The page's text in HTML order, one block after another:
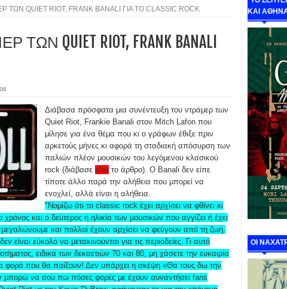
QUIET RIOT, FRANK BANALI ΓΙΑ ΤΟ CLASSIC ROCK
QUIET RIOT, FRANK BANALI
Διάβασα πρόσφατα μια συνέντευξη του ντράμερ των
Quiet Riot, Frankie Banali στον Mitch Lafon που
μίλησε για ένα θέμα που κι ο γράφων έθιξε πριν
αρκετούς μήνες κι αφορά τη σταδιακή απόσυρση των
παλιών πλέον μουσικών του λεγόμενου κλασικού
rock (διάβασε εδώ το άρθρο). O Banali δεν είπε
τίποτε άλλο παρά την αλήθεια που μπορεί να
ενοχλεί, αλλά είναι η αλήθεια.
"Νομίζω ότι το classic rock έχει αρχίσει να φθίνει κι
και ο δεύτερος η ηλικία των μουσικών που αγγίζει ή έχει
μεγαλώνουμε και πολλοί έχουν αρχίσει να φεύγουν από τη ζωή.
είναι εύκολο να μετακινούνται για τις περιοδείες. Γι αυτό
ειδικά των δεκαετιών 70 και 80, μη χάσετε την ευκαιρία
φορά που θα παίξουν! Δεν υπάρχει η σκέψη «Θα τους δω την
μπορώ να σου πω πόσες φορές με έχουν συναντήσει fans
ΚΑΙ
ΟΙ